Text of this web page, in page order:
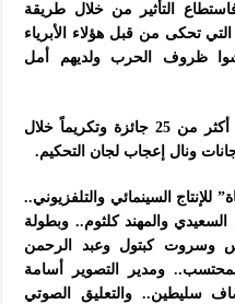
التأثير من خلال طريقة
تحكى من قبل هؤلاء الأبرياء
ظروف الحرب ولديهم أمل
يذكر أن فيلم «ياسمين» حصل على أكثر من 25 جائزة وتكريماً خلال
ونال إعجاب لجان التحكيم.
للإنتاج السينمائي والتلفزيوني..
السعيدي والمهند كلثوم.. وبطولة
وسروت كبتول وعبد الرحمن
ومدير التصوير أسامة
سليطين.. والتعليق الصوتي